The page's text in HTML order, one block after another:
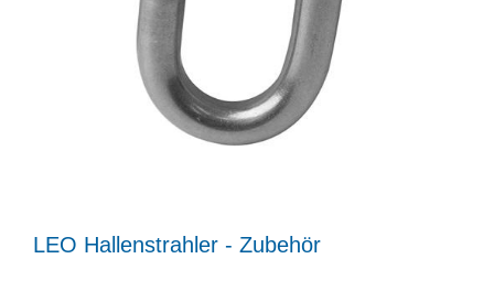
LEO Hallenstrahler - Zubehör